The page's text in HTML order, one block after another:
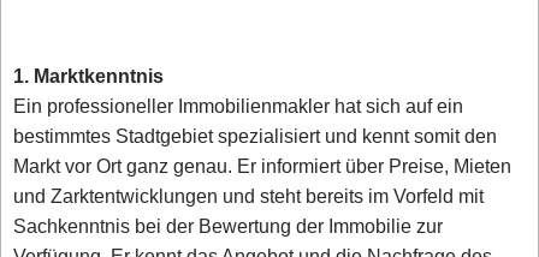
1. Marktkenntnis
Ein professioneller Immobilienmakler hat sich auf ein
bestimmtes Stadtgebiet spezialisiert und kennt somit den
Markt vor Ort ganz genau. Er informiert über Preise, Mieten
und Zarktentwicklungen und steht bereits im Vorfeld mit
Sachkenntnis bei der Bewertung der Immobilie zur